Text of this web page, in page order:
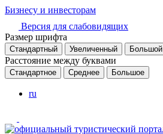
Бизнесу и инвесторам
Версия для слабовидящих
Размер шрифта
Стандартный Увеличенный Большой
Расстояние между буквами
Стандартное Среднее Большое
ru